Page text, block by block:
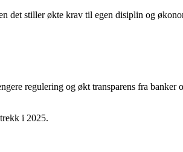
det stiller økte krav til egen disiplin og
regulering og økt transparens fra
i 2025.